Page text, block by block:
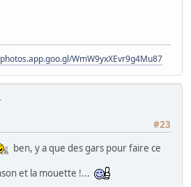
WmW9yxXEvr9g4Mu87
#23
ben, y a que des gars pour faire ce
et la mouette !...